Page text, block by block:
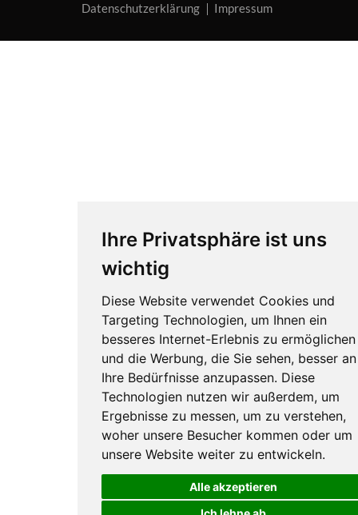
Ihre Privatsphäre ist uns
wichtig
Diese Website verwendet Cookies und
Targeting Technologien, um Ihnen ein
besseres Internet-Erlebnis zu ermöglichen
und die Werbung, die Sie sehen, besser an
Ihre Bedürfnisse anzupassen. Diese
Technologien nutzen wir außerdem, um
Ergebnisse zu messen, um zu verstehen,
woher unsere Besucher kommen oder um
unsere Website weiter zu entwickeln.
Alle akzeptieren
Datenschutzerklärung
Impressum